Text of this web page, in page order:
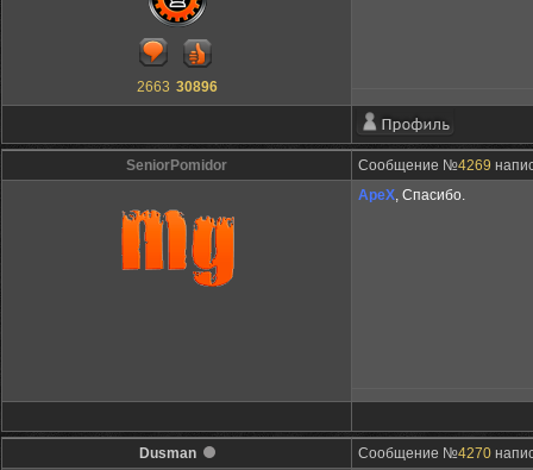
2663 30896
SeniorPomidor Сообщение №4269
ApeX, Спасибо.
Dusman Сообщение №4270